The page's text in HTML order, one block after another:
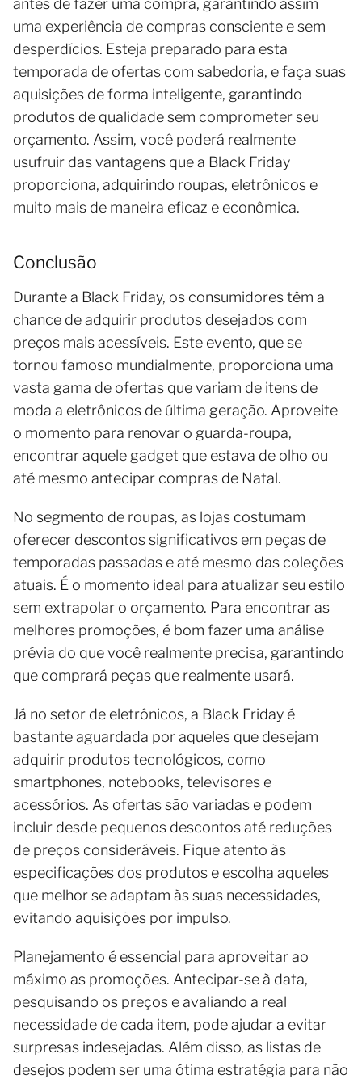
uma experiência de compras consciente e sem
desperdícios. Esteja preparado para esta
temporada de ofertas com sabedoria, e faça suas
aquisições de forma inteligente, garantindo
produtos de qualidade sem comprometer seu
orçamento. Assim, você poderá realmente
usufruir das vantagens que a Black Friday
proporciona, adquirindo roupas, eletrônicos e
muito mais de maneira eficaz e econômica.
Conclusão
Durante a Black Friday, os consumidores têm a
chance de adquirir produtos desejados com
preços mais acessíveis. Este evento, que se
tornou famoso mundialmente, proporciona uma
vasta gama de ofertas que variam de itens de
moda a eletrônicos de última geração. Aproveite
o momento para renovar o guarda-roupa,
encontrar aquele gadget que estava de olho ou
até mesmo antecipar compras de Natal.
No segmento de roupas, as lojas costumam
oferecer descontos significativos em peças de
temporadas passadas e até mesmo das coleções
atuais. É o momento ideal para atualizar seu estilo
sem extrapolar o orçamento. Para encontrar as
melhores promoções, é bom fazer uma análise
prévia do que você realmente precisa, garantindo
que comprará peças que realmente usará.
Já no setor de eletrônicos, a Black Friday é
bastante aguardada por aqueles que desejam
adquirir produtos tecnológicos, como
smartphones, notebooks, televisores e
acessórios. As ofertas são variadas e podem
incluir desde pequenos descontos até reduções
de preços consideráveis. Fique atento às
especificações dos produtos e escolha aqueles
que melhor se adaptam às suas necessidades,
evitando aquisições por impulso.
Planejamento é essencial para aproveitar ao
máximo as promoções. Antecipar-se à data,
pesquisando os preços e avaliando a real
necessidade de cada item, pode ajudar a evitar
surpresas indesejadas. Além disso, as listas de
desejos podem ser uma ótima estratégia para não